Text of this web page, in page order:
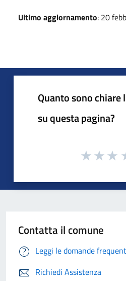
Ultimo aggiornamento: 20
Quanto sono
su questa pagina?
Contatta il comune
Leggi le domande
Richiedi Assistenza